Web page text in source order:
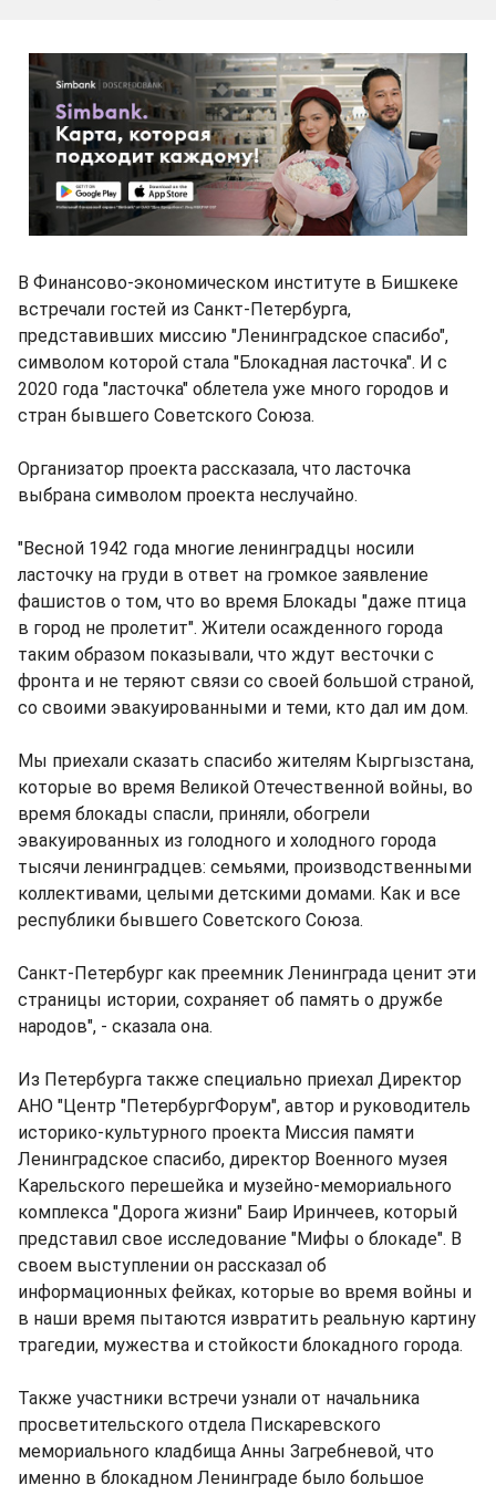
В Финансово-экономическом институте в Бишкеке
встречали гостей из Санкт-Петербурга,
представивших миссию "Ленинградское спасибо",
символом которой стала "Блокадная ласточка". И с
2020 года "ласточка" облетела уже много городов и
стран бывшего Советского Союза.
Организатор проекта рассказала, что ласточка
выбрана символом проекта неслучайно.
"Весной 1942 года многие ленинградцы носили
ласточку на груди в ответ на громкое заявление
фашистов о том, что во время Блокады "даже птица
в город не пролетит". Жители осажденного города
таким образом показывали, что ждут весточки с
фронта и не теряют связи со своей большой страной,
со своими эвакуированными и теми, кто дал им дом.
Мы приехали сказать спасибо жителям Кыргызстана,
которые во время Великой Отечественной войны, во
время блокады спасли, приняли, обогрели
эвакуированных из голодного и холодного города
тысячи ленинградцев: семьями, производственными
коллективами, целыми детскими домами. Как и все
республики бывшего Советского Союза.
Санкт-Петербург как преемник Ленинграда ценит эти
страницы истории, сохраняет об память о дружбе
народов", - сказала она.
Из Петербурга также специально приехал Директор
АНО "Центр "ПетербургФорум", автор и руководитель
историко-культурного проекта Миссия памяти
Ленинградское спасибо, директор Военного музея
Карельского перешейка и музейно-мемориального
комплекса "Дорога жизни" Баир Иринчеев, который
представил свое исследование "Мифы о блокаде". В
своем выступлении он рассказал об
информационных фейках, которые во время войны и
в наши время пытаются извратить реальную картину
трагедии, мужества и стойкости блокадного города.
Также участники встречи узнали от начальника
просветительского отдела Пискаревского
мемориального кладбища Анны Загребневой, что
именно в блокадном Ленинграде было большое